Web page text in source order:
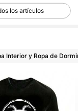
los artículos
Interior y Ropa de